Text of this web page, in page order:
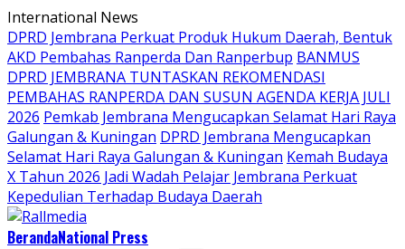
Langsung
ke
konten
International News
DPRD Jembrana Perkuat Produk Hukum Daerah, Bentuk
AKD Pembahas Ranperda Dan Ranperbup BANMUS
DPRD JEMBRANA TUNTASKAN REKOMENDASI
PEMBAHAS RANPERDA DAN SUSUN AGENDA KERJA JULI
2026 Pemkab Jembrana Mengucapkan Selamat Hari Raya
Galungan & Kuningan DPRD Jembrana Mengucapkan
Selamat Hari Raya Galungan & Kuningan Kemah Budaya
X Tahun 2026 Jadi Wadah Pelajar Jembrana Perkuat
Kepedulian Terhadap Budaya Daerah
BerandaNational Press